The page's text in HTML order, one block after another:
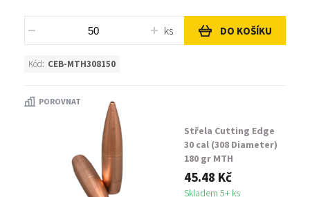
ks DO KOŠÍKU
Kód: CEB-MTH308150
POROVNAT
Střela Cutting Edge
30 cal (308 Diameter)
180 gr MTH
45.48 Kč
Skladem 5+ ks